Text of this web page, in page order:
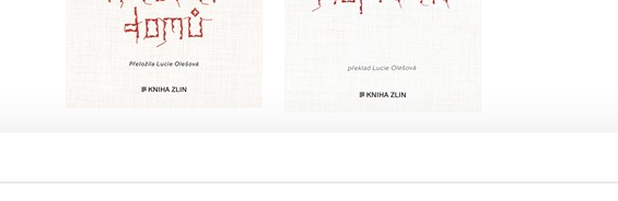
Do košíku
449 Kč
359 Kč 399 Kč
319 Kč